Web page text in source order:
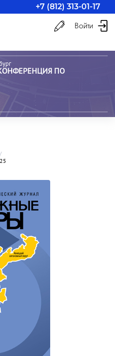
+7 (812) 313-01-17
Войти
ПО